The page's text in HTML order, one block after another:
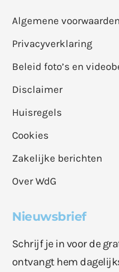
Algemene voorwaarden
Privacyverklaring
Beleid foto’s en
Disclaimer
Huisregels
Cookies
Zakelijke berichten
Over WdG
Nieuwsbrief
Schrijf je in voor de
ontvangt hem